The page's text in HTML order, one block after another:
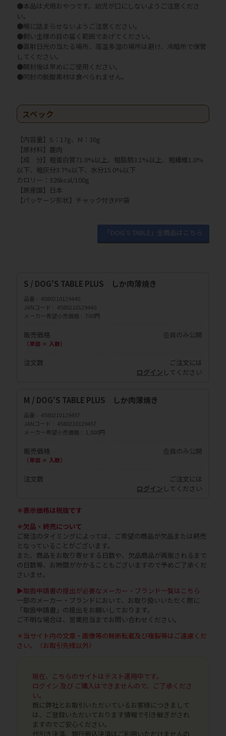
●本品は犬用おやつです。幼児が口にしないようご注意くださ
い。
●喉に詰まらせないようご注意ください。
●飼い主様の目の届く範囲であげてください。
●直射日光の当たる場所、高温多湿の場所は避け、冷暗所で保管
してください。
●開封後は早めにご使用ください。
●同封の脱酸素材は食べられません。
スペック
【内容量】S：17g、M：30g
【原材料】鹿肉
【成 分】粗蛋白質71.0%以上、粗脂肪3.1%以上、粗繊維1.0%
以下、粗灰分3.7%以下、水分15.0%以下
カロリー：326kcal/100g
【原産国】日本
【パッケージ形状】チャック付きPP袋
「DOG'S TABLE」全商品はこちら
S / DOG'S TABLE PLUS しか肉薄焼き
品番
4580210129440
JANコード
4580210129440
メーカー希望小売価格
700円
販売価格
（単価 × 入数）
会員のみ公開
注文数
ご注文には
ログイン してください
M / DOG'S TABLE PLUS しか肉薄焼き
品番
4580210129457
JANコード
4580210129457
メーカー希望小売価格
1,000円
販売価格
（単価 × 入数）
会員のみ公開
注文数
ご注文には
ログイン してください
＊表示価格は税抜です
＊欠品・終売について
ご発注のタイミングによっては、ご希望の商品が欠品または終売
となっていることがございます。
また、商品をお取り寄せする日数や、欠品商品が再販されるまで
の日数等、お時間がかかることもございますので予めご了承くだ
さいませ。
▶取扱申請書の提出が必要なメーカー・ブランド一覧はこちら
一部のメーカー・ブランドにおいて、お取り扱いいただく際に
「取扱申請書」の提出をお願いしております。
ご不明な場合は、営業担当までお問い合わせください。
＊当サイト内の文章・画像等の無断転載及び複製等はご遠慮くだ
さい。（お取引先様以外）
現在、こちらのサイトはテスト運用中です。
ログイン 及び ご購入はできませんので、ご了承くださ
い。
既に弊社とお取引いただいているお客様につきまして
は、ご登録いただいております情報で引き継ぎがされ
ますのでご安心ください。
代引き決済、銀行振込決済はご利用いただけませんの